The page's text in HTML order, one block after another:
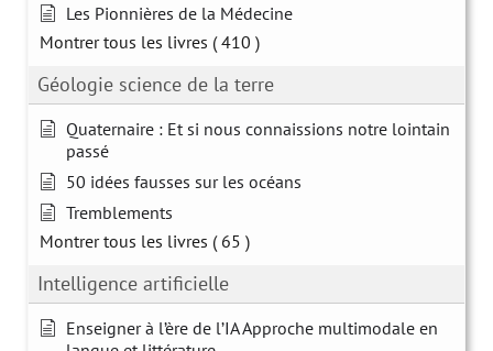
Les Pionnières de la Médecine
Montrer tous les livres ( 410 )
Géologie science de la terre
Quaternaire : Et si nous connaissions notre lointain
passé
50 idées fausses sur les océans
Tremblements
Montrer tous les livres ( 65 )
Intelligence artificielle
Enseigner à l’ère de l’IA Approche multimodale en